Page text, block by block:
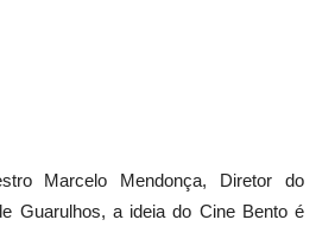
Marcelo Mendonça, Diretor do
Guarulhos, a ideia do Cine Bento é